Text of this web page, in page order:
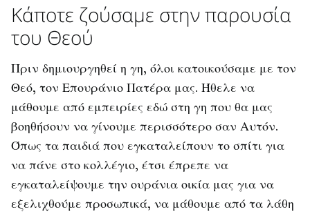
Κάποτε ζούσαμε στην παρουσία
του Θεού
Πριν δημιουργηθεί η γη, όλοι κατοικούσαμε με τον
Θεό, τον Επουράνιο Πατέρα μας. Ήθελε να
μάθουμε από εμπειρίες εδώ στη γη που θα μας
βοηθήσουν να γίνουμε περισσότερο σαν Αυτόν.
Όπως τα παιδιά που εγκαταλείπουν το σπίτι για
να πάνε στο κολλέγιο, έτσι έπρεπε να
εγκαταλείψουμε την ουράνια οικία μας για να
εξελιχθούμε προσωπικά, να μάθουμε από τα λάθη